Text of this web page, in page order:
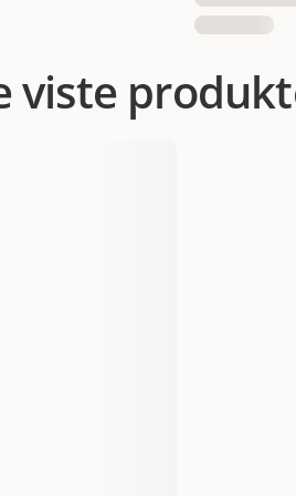
viste